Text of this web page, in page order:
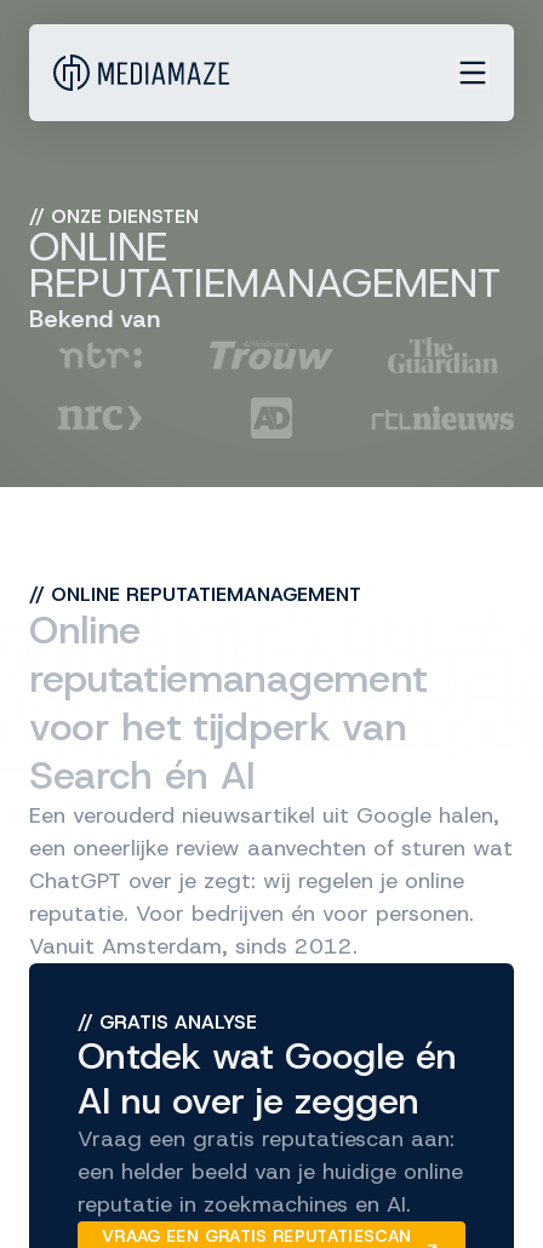
// ONZE DIENSTEN
ONLINE
REPUTATIEMANAGEMENT
Bekend van
// ONLINE REPUTATIEMANAGEMENT
Online
reputatiemanagement
voor het tijdperk van
Search én AI
Een verouderd nieuwsartikel uit Google halen,
een oneerlijke review aanvechten of sturen wat
ChatGPT over je zegt: wij regelen je online
reputatie. Voor bedrijven én voor personen.
Vanuit Amsterdam, sinds 2012.
// GRATIS ANALYSE
Ontdek wat Google én
AI nu over je zeggen
Vraag een gratis reputatiescan aan:
een helder beeld van je huidige online
reputatie in zoekmachines en AI.
VRAAG EEN GRATIS REPUTATIESCAN